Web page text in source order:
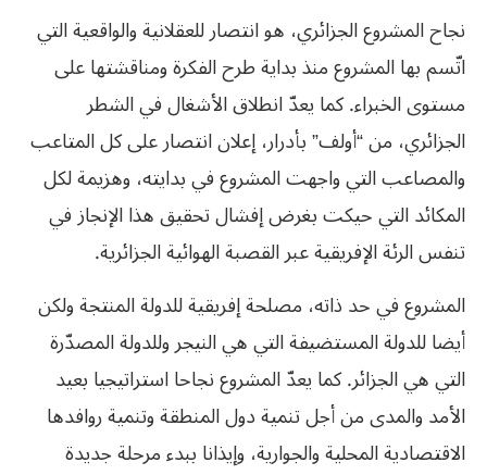
نجاح المشروع الجزائري، هو انتصار للعقلانية والواقعية التي
اتّسم بها المشروع منذ بداية طرح الفكرة ومناقشتها على
مستوى الخبراء. كما يعدّ انطلاق الأشغال في الشطر
الجزائري، من “أولف” بأدرار، إعلان انتصار على كل المتاعب
والمصاعب التي واجهت المشروع في بدايته، وهزيمة لكل
المكائد التي حيكت بغرض إفشال تحقيق هذا الإنجاز في
تنفس الرئة الإفريقية عبر القصبة الهوائية الجزائرية.
المشروع في حد ذاته، مصلحة إفريقية للدولة المنتجة ولكن
أيضا للدولة المستضيفة التي هي النيجر وللدولة المصدّرة
التي هي الجزائر. كما يعدّ المشروع نجاحا استراتيجيا بعيد
الأمد والمدى من أجل تنمية دول المنطقة وتنمية روافدها
الاقتصادية المحلية والجوارية، وإيذانا ببدء مرحلة جديدة